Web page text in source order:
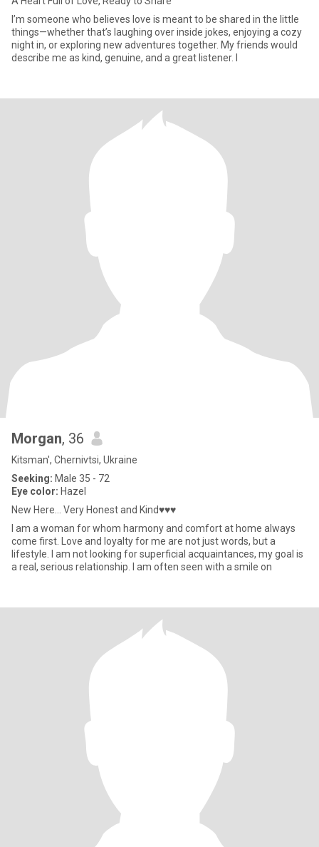
I’m someone who believes love is meant to be shared in the little
things—whether that’s laughing over inside jokes, enjoying a cozy
night in, or exploring new adventures together. My friends would
describe me as kind, genuine, and a great listener. I
Morgan, 36
Kitsman', Chernivtsi, Ukraine
Seeking: Male 35 - 72
Eye color: Hazel
New Here... Very Honest and Kind♥♥♥
I am a woman for whom harmony and comfort at home always
come first. Love and loyalty for me are not just words, but a
lifestyle. I am not looking for superficial acquaintances, my goal is
a real, serious relationship. I am often seen with a smile on